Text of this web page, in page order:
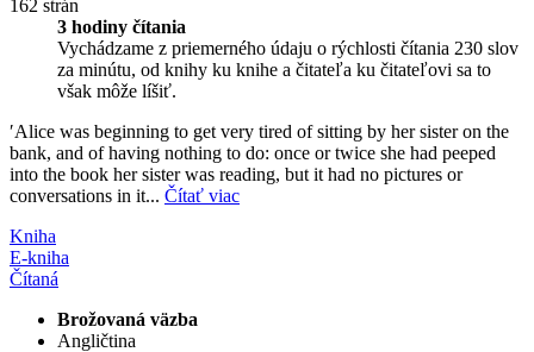
162 strán
3 hodiny čítania
Vychádzame z priemerného údaju o rýchlosti čítania 230 slov
za minútu, od knihy ku knihe a čitateľa ku čitateľovi sa to
však môže líšiť.
′Alice was beginning to get very tired of sitting by her sister on the
bank, and of having nothing to do: once or twice she had peeped
into the book her sister was reading, but it had no pictures or
conversations in it... Čítať viac
Kniha
E-kniha
Čítaná
Brožovaná väzba
Angličtina